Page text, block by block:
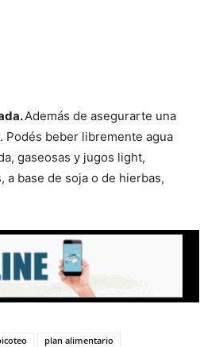
Además de asegurarte una
Podés beber libremente agua
gaseosas y jugos light,
base de soja o de hierbas,
plan alimentario